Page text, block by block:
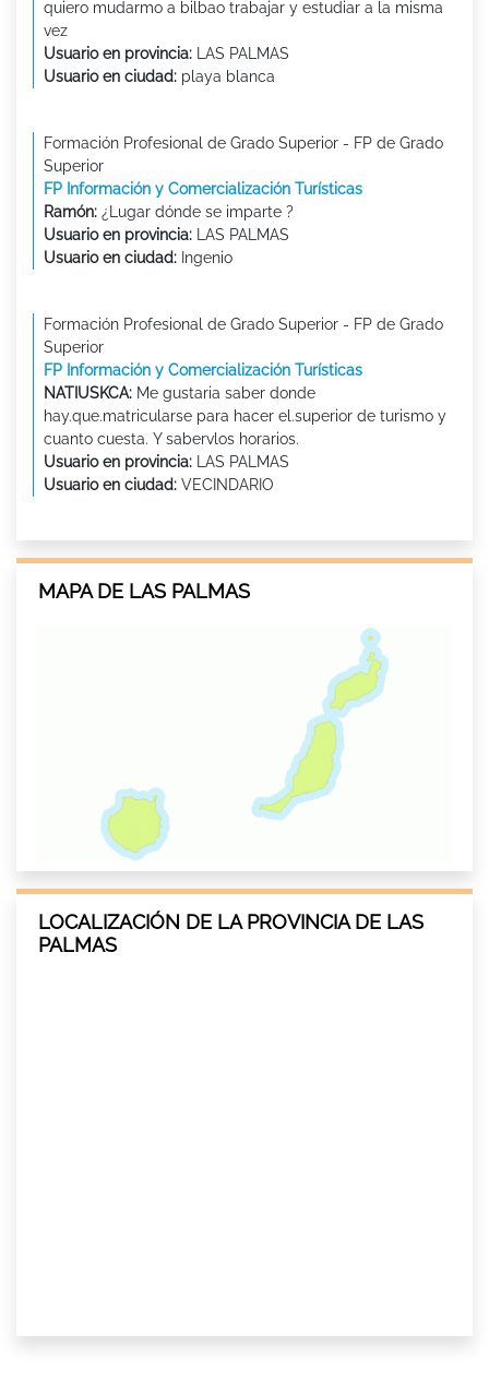
quiero mudarmo a bilbao trabajar y estudiar a la misma
vez
Usuario en provincia: LAS PALMAS
Usuario en ciudad: playa blanca
Formación Profesional de Grado Superior - FP de Grado
Superior
FP Información y Comercialización Turísticas
Ramón: ¿Lugar dónde se imparte ?
Usuario en provincia: LAS PALMAS
Usuario en ciudad: Ingenio
Formación Profesional de Grado Superior - FP de Grado
Superior
FP Información y Comercialización Turísticas
NATIUSKCA: Me gustaria saber donde
hay.que.matricularse para hacer el.superior de turismo y
cuanto cuesta. Y sabervlos horarios.
Usuario en provincia: LAS PALMAS
Usuario en ciudad: VECINDARIO
MAPA DE LAS PALMAS
LOCALIZACIÓN DE LA PROVINCIA DE LAS
PALMAS